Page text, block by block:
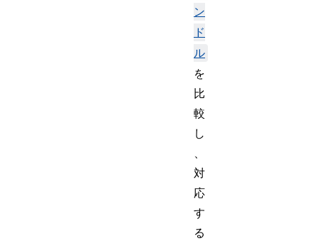
ン
ド
ル
を
比
較
し
、
対
応
す
る